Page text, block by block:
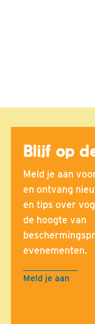
Blijf op
Meld je aan
en ontvang
en tips over
de hoogte van
evenementen.
Meld je aan